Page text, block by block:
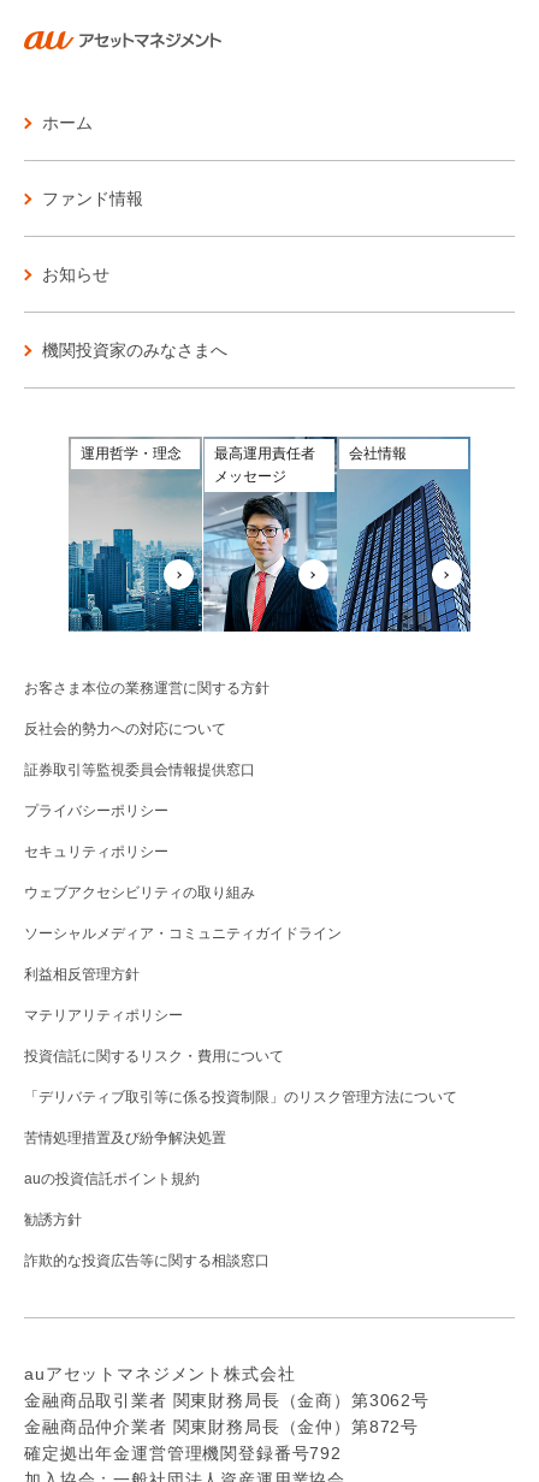
ホーム
ファンド情報
お知らせ
機関投資家のみなさまへ
運用哲学・理念
最高運用責任者
メッセージ
会社情報
お客さま本位の業務運営に関する方針
反社会的勢力への対応について
証券取引等監視委員会情報提供窓口
プライバシーポリシー
セキュリティポリシー
ウェブアクセシビリティの取り組み
ソーシャルメディア・コミュニティガイドライン
利益相反管理方針
マテリアリティポリシー
投資信託に関するリスク・費用について
「デリバティブ取引等に係る投資制限」のリスク管理方法について
苦情処理措置及び紛争解決処置
auの投資信託ポイント規約
勧誘方針
詐欺的な投資広告等に関する相談窓口
auアセットマネジメント株式会社
金融商品取引業者 関東財務局長（金商）第3062号
金融商品仲介業者 関東財務局長（金仲）第872号
確定拠出年金運営管理機関登録番号792